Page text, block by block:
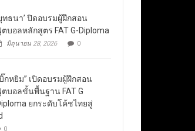
ทธนา’ ปิดอบรมผู้ฝึกสอน
บอลหลักสูตร FAT G-Diploma
มิถุนายน 28, 2026 0
กหยิม” เปิดอบรมผู้ฝึกสอน
บอลขั้นพื้นฐาน FAT G
ยกระดับโค้ชไทยสู่
0